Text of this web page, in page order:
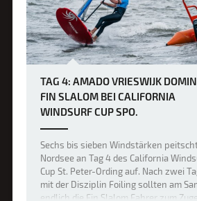
TAG 4: AMADO VRIESWIJK
FIN SLALOM BEI CALIFORNIA
WINDSURF CUP SPO.
Sechs bis sieben Windstärken
Nordsee an Tag 4 des California
Cup St. Peter-Ording auf. Nach zwei
mit der Disziplin Foiling sollten am
endlich die Fin Slalom Fahrer zum Zuge